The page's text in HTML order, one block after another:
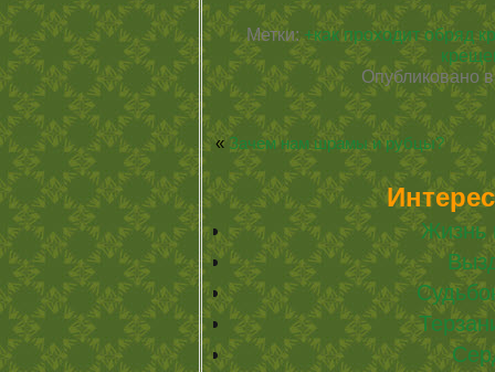
Метки:+как проходит обряд
Опубликовано
« Зачем нам шрамы и рубцы?
Жизнь